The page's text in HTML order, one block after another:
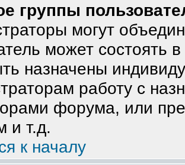
группы
могут
может состоять
назначены
работу с
форума, или
и т.д.
к началу